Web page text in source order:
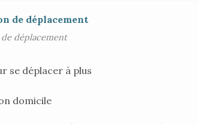
déplacement
se déplacer à plus
domicile